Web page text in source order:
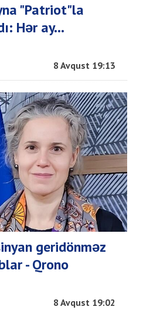
"Patriot"la
Hər ay...
8 Avqust 19:13
geridönməz
- Qrono
8 Avqust 19:02